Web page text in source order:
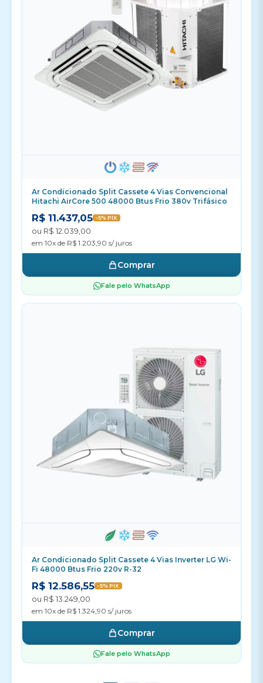
Ar Condicionado Split Cassete 4 Vias Convencional
Hitachi AirCore 500 48000 Btus Frio 380v Trifásico
R$ 11.437,05 -5% PIX
ou R$ 12.039,00
em 10x de R$ 1.203,90 s/ juros
Comprar
Fale pelo WhatsApp
Ar Condicionado Split Cassete 4 Vias Inverter LG Wi-
Fi 48000 Btus Frio 220v R-32
R$ 12.586,55 -5% PIX
ou R$ 13.249,00
em 10x de R$ 1.324,90 s/ juros
Comprar
Fale pelo WhatsApp